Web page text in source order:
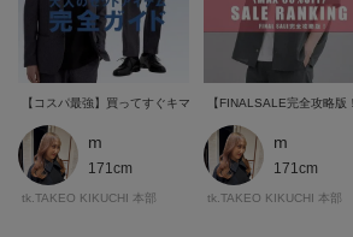
【コスパ最強】買ってすぐキマる！tk.TAKEO KIKUCHIの
m
171cm
tk.TAKEO KIKUCHI 本部
【FINALSALE完全攻略
m
171cm
tk.TAKEO KIKUCHI 本部